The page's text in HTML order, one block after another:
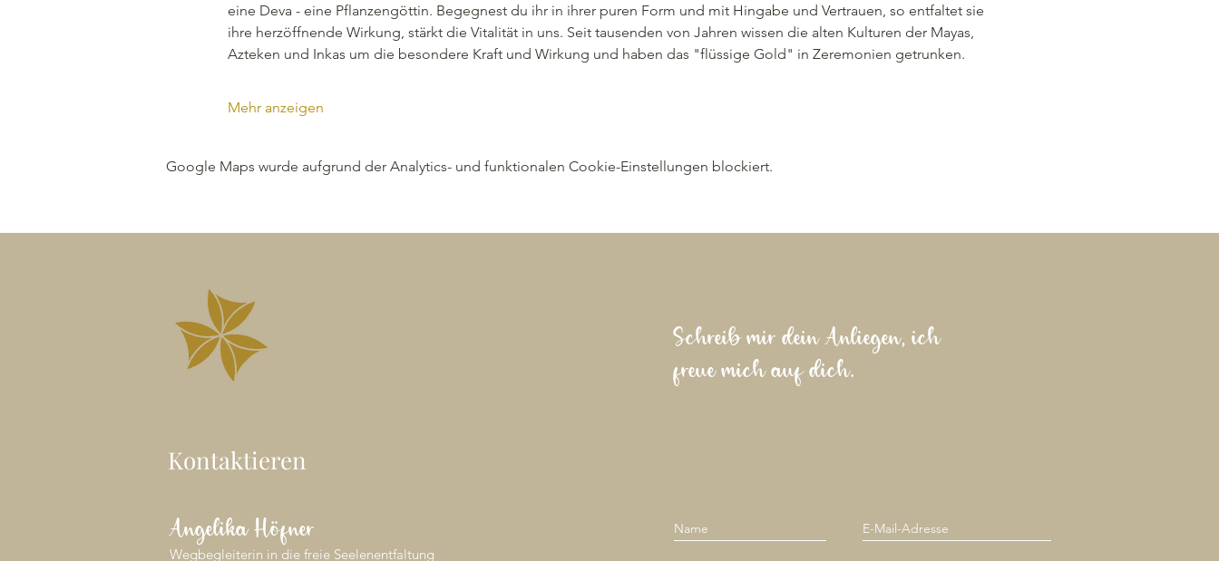
eine Deva - eine Pflanzengöttin. Begegnest du ihr in ihrer puren Form und mit Hingabe und Vertrauen, so entfaltet sie
ihre herzöffnende Wirkung, stärkt die Vitalität in uns. Seit tausenden von Jahren wissen die alten Kulturen der Mayas,
Azteken und Inkas um die besondere Kraft und Wirkung und haben das "flüssige Gold" in Zeremonien getrunken.
Mehr anzeigen
Google Maps wurde aufgrund der Analytics- und funktionalen Cookie-Einstellungen blockiert.
Kontaktieren
Angelika Höfner
Wegbegleiterin in die freie Seelenentfaltung
Schreib mir dein Anliegen, ich
freue mich auf dich.